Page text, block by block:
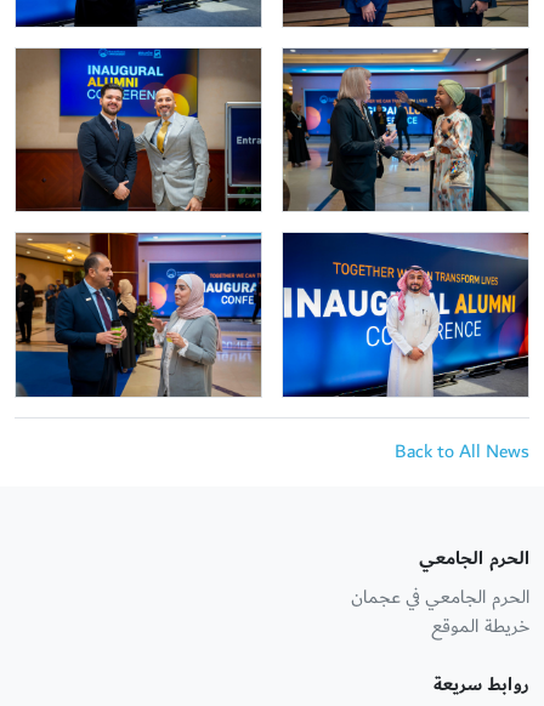
Back to All News
الحرم الجامعي
الحرم الجامعي في عجمان
خريطة الموقع
روابط سريعة